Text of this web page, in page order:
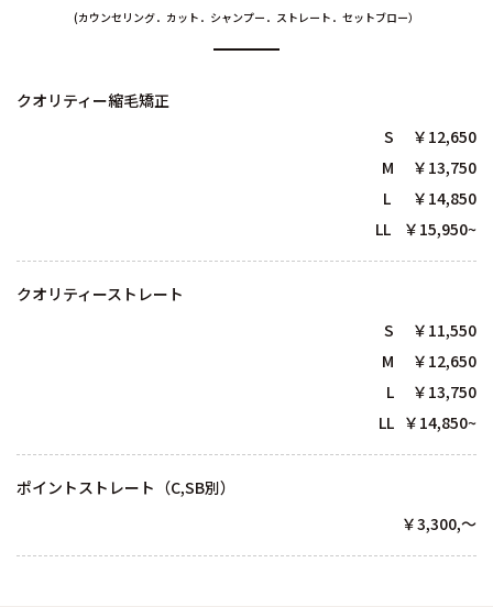
(カウンセリング．カット．シャンプー．ストレート．セットブロー）
クオリティー縮毛矯正
S ￥12,650
M ￥13,750
L ￥14,850
LL ￥15,950~
クオリティーストレート
S ￥11,550
M ￥12,650
L ￥13,750
LL ￥14,850~
ポイントストレート（C,SB別）
￥3,300,～